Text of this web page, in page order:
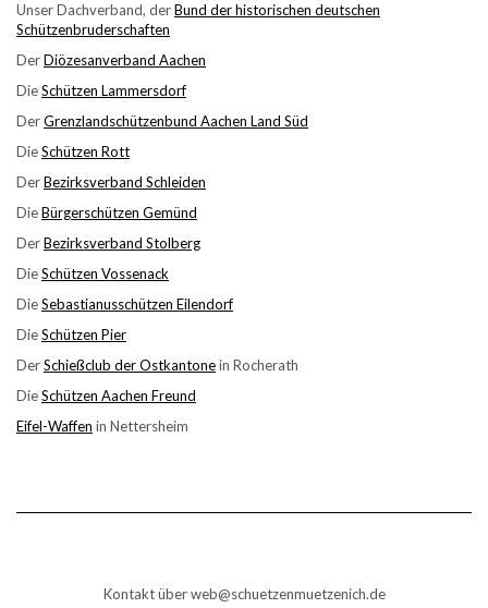
Unser Dachverband, derBund der historischen deutschen
Schützenbruderschaften
DerDiözesanverband Aachen
DieSchützen Lammersdorf
DerGrenzlandschützenbund Aachen Land Süd
DieSchützen Rott
DerBezirksverband Schleiden
DieBürgerschützen Gemünd
DerBezirksverband Stolberg
DieSchützen Vossenack
DieSebastianusschützen Eilendorf
DieSchützen Pier
DerSchießclub der Ostkantonein Rocherath
DieSchützen Aachen Freund
Eifel-Waffen in Nettersheim
Kontakt über web@schuetzenmuetzenich.de